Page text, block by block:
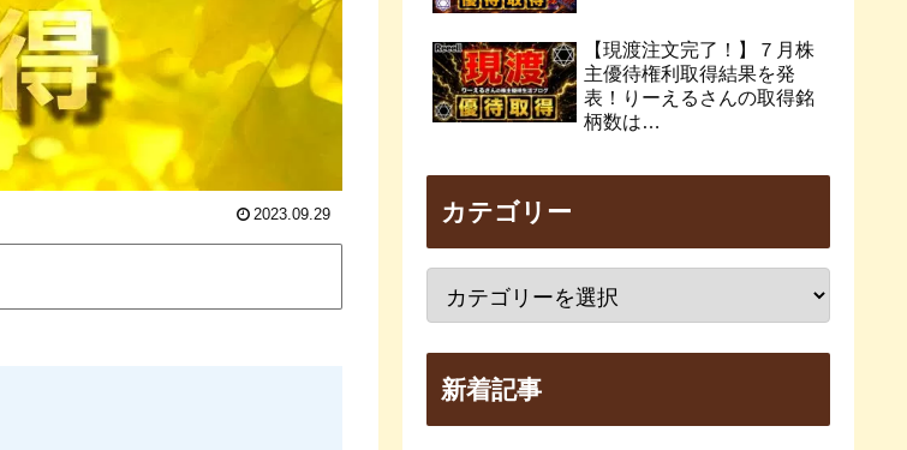
2023.09.29
【現渡注文完了！】７月株
主優待権利取得結果を発
表！りーえるさんの取得銘
柄数は…
カテゴリー
新着記事